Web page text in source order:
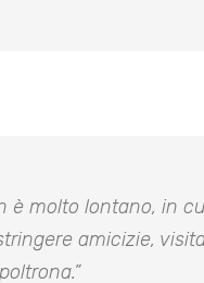
è molto lontano, in
amicizie,